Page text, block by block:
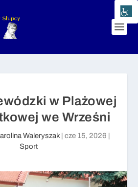
w Plażowej
we Wrześni
Waleryszak cze 15, 2026
Sport